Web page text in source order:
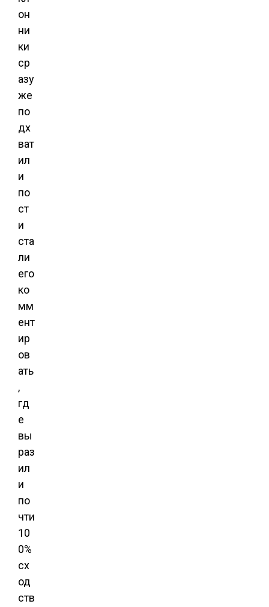
он
ни
ки
ср
азу
же
по
дх
ват
ил
и
по
ст
и
ста
ли
его
ко
мм
ент
ир
ов
ать
,
гд
е
вы
раз
ил
и
по
чти
10
0%
сх
од
ств